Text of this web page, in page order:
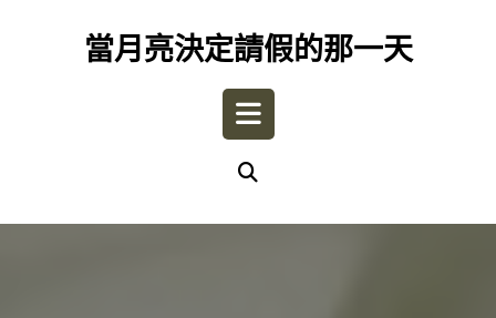
當月亮決定請假的那一天
Open